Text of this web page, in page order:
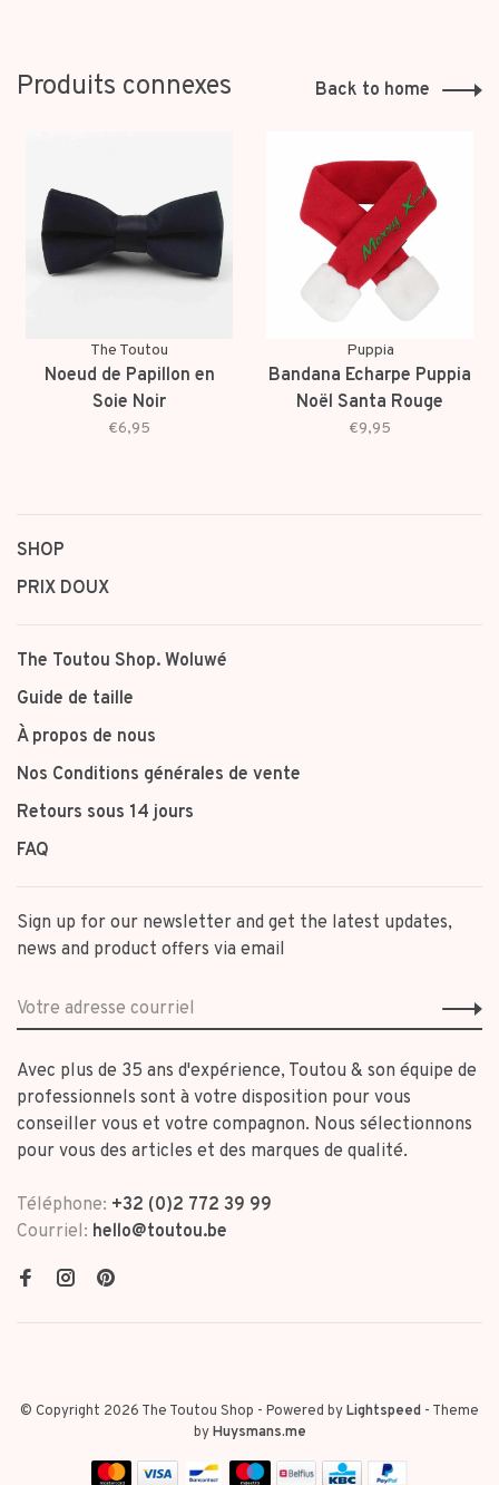
Produits connexes Back to home
The Toutou
Noeud de Papillon en
Soie Noir
€6,95
Puppia
Bandana Echarpe Puppia
Noël Santa Rouge
€9,95
SHOP
PRIX DOUX
The Toutou Shop. Woluwé
Guide de taille
À propos de nous
Nos Conditions générales de vente
Retours sous 14 jours
FAQ
Sign up for our newsletter and get the latest updates,
news and product offers via email
Avec plus de 35 ans d'expérience, Toutou & son équipe de
professionnels sont à votre disposition pour vous
conseiller vous et votre compagnon. Nous sélectionnons
pour vous des articles et des marques de qualité.
Téléphone: +32 (0)2 772 39 99
Courriel: hello@toutou.be
© Copyright 2026 The Toutou Shop - Powered byLightspeed - Theme
byHuysmans.me